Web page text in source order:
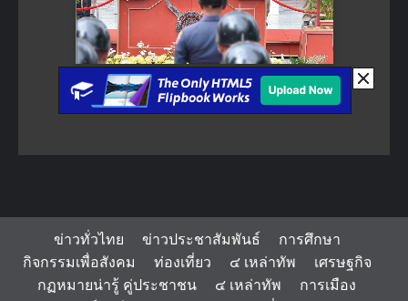
ข่าวทั่วไทย ข่าวประชาสัมพันธ์
การศึกษา
กิจกรรมเพื่อสังคม
ท่องเที่ยว ๔ เหล่าทัพ
เศรษฐกิจ
กฏหมายน่ารู้ คู่ประชาชน
๔ เหล่าทัพ
การเมือง